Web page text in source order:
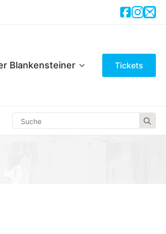
Blankensteiner Tickets